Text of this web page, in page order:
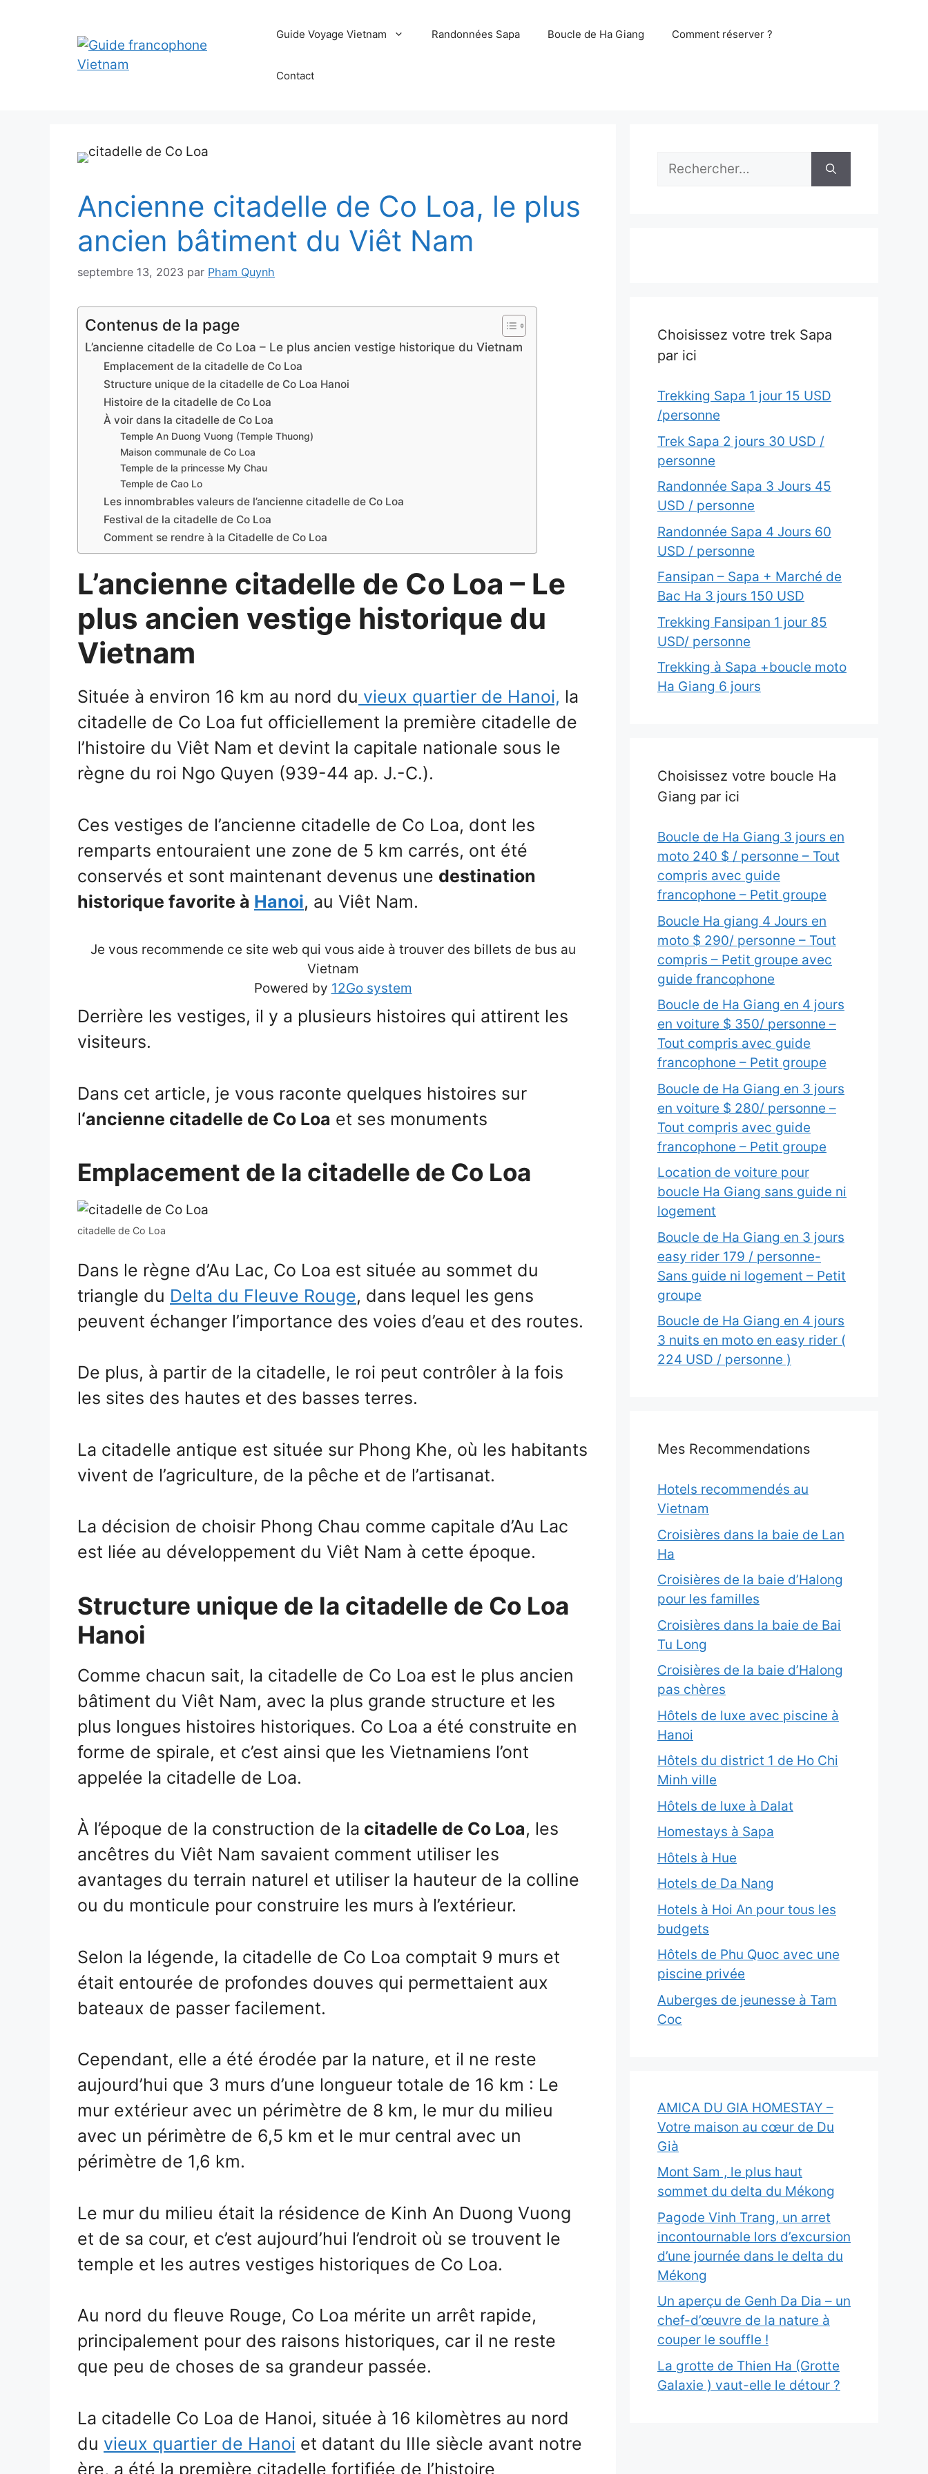
Guide Voyage Vietnam Randonnées Sapa Boucle de Ha Giang Comment réserver ?
Contact
Ancienne citadelle de Co Loa, le plus
ancien bâtiment du Viêt Nam
septembre 13, 2023 par Pham Quynh
Contenus de la page
L’ancienne citadelle de Co Loa – Le plus ancien vestige historique du Vietnam
Emplacement de la citadelle de Co Loa
Structure unique de la citadelle de Co Loa Hanoi
Histoire de la citadelle de Co Loa
À voir dans la citadelle de Co Loa
Temple An Duong Vuong (Temple Thuong)
Maison communale de Co Loa
Temple de la princesse My Chau
Temple de Cao Lo
Les innombrables valeurs de l’ancienne citadelle de Co Loa
Festival de la citadelle de Co Loa
Comment se rendre à la Citadelle de Co Loa
L’ancienne citadelle de Co Loa – Le
plus ancien vestige historique du
Vietnam
Située à environ 16 km au nord du vieux quartier de Hanoi, la
citadelle de Co Loa fut officiellement la première citadelle de
l’histoire du Viêt Nam et devint la capitale nationale sous le
règne du roi Ngo Quyen (939-44 ap. J.-C.).
Ces vestiges de l’ancienne citadelle de Co Loa, dont les
remparts entouraient une zone de 5 km carrés, ont été
conservés et sont maintenant devenus une destination
historique favorite à Hanoi, au Viêt Nam.
Je vous recommende ce site web qui vous aide à trouver des billets de bus au
Vietnam
Powered by 12Go system
Derrière les vestiges, il y a plusieurs histoires qui attirent les
visiteurs.
Dans cet article, je vous raconte quelques histoires sur
l‘ancienne citadelle de Co Loa et ses monuments
Emplacement de la citadelle de Co Loa
citadelle de Co Loa
Dans le règne d’Au Lac, Co Loa est située au sommet du
triangle du Delta du Fleuve Rouge, dans lequel les gens
peuvent échanger l’importance des voies d’eau et des routes.
De plus, à partir de la citadelle, le roi peut contrôler à la fois
les sites des hautes et des basses terres.
La citadelle antique est située sur Phong Khe, où les habitants
vivent de l’agriculture, de la pêche et de l’artisanat.
La décision de choisir Phong Chau comme capitale d’Au Lac
est liée au développement du Viêt Nam à cette époque.
Structure unique de la citadelle de Co Loa
Hanoi
Comme chacun sait, la citadelle de Co Loa est le plus ancien
bâtiment du Viêt Nam, avec la plus grande structure et les
plus longues histoires historiques. Co Loa a été construite en
forme de spirale, et c’est ainsi que les Vietnamiens l’ont
appelée la citadelle de Loa.
À l’époque de la construction de la citadelle de Co Loa, les
ancêtres du Viêt Nam savaient comment utiliser les
avantages du terrain naturel et utiliser la hauteur de la colline
ou du monticule pour construire les murs à l’extérieur.
Selon la légende, la citadelle de Co Loa comptait 9 murs et
était entourée de profondes douves qui permettaient aux
bateaux de passer facilement.
Cependant, elle a été érodée par la nature, et il ne reste
aujourd’hui que 3 murs d’une longueur totale de 16 km : Le
mur extérieur avec un périmètre de 8 km, le mur du milieu
avec un périmètre de 6,5 km et le mur central avec un
périmètre de 1,6 km.
Le mur du milieu était la résidence de Kinh An Duong Vuong
et de sa cour, et c’est aujourd’hui l’endroit où se trouvent le
temple et les autres vestiges historiques de Co Loa.
Au nord du fleuve Rouge, Co Loa mérite un arrêt rapide,
principalement pour des raisons historiques, car il ne reste
que peu de choses de sa grandeur passée.
La citadelle Co Loa de Hanoi, située à 16 kilomètres au nord
du vieux quartier de Hanoi et datant du IIIe siècle avant notre
ère, a été la première citadelle fortifiée de l’histoire
Rechercher :
Choisissez votre trek Sapa
par ici
Trekking Sapa 1 jour 15 USD
/personne
Trek Sapa 2 jours 30 USD /
personne
Randonnée Sapa 3 Jours 45
USD / personne
Randonnée Sapa 4 Jours 60
USD / personne
Fansipan – Sapa + Marché de
Bac Ha 3 jours 150 USD
Trekking Fansipan 1 jour 85
USD/ personne
Trekking à Sapa +boucle moto
Ha Giang 6 jours
Choisissez votre boucle Ha
Giang par ici
Boucle de Ha Giang 3 jours en
moto 240 $ / personne – Tout
compris avec guide
francophone – Petit groupe
Boucle Ha giang 4 Jours en
moto $ 290/ personne – Tout
compris – Petit groupe avec
guide francophone
Boucle de Ha Giang en 4 jours
en voiture $ 350/ personne –
Tout compris avec guide
francophone – Petit groupe
Boucle de Ha Giang en 3 jours
en voiture $ 280/ personne –
Tout compris avec guide
francophone – Petit groupe
Location de voiture pour
boucle Ha Giang sans guide ni
logement
Boucle de Ha Giang en 3 jours
easy rider 179 / personne-
Sans guide ni logement – Petit
groupe
Boucle de Ha Giang en 4 jours
3 nuits en moto en easy rider (
224 USD / personne )
Mes Recommendations
Hotels recommendés au
Vietnam
Croisières dans la baie de Lan
Ha
Croisières de la baie d’Halong
pour les familles
Croisières dans la baie de Bai
Tu Long
Croisières de la baie d’Halong
pas chères
Hôtels de luxe avec piscine à
Hanoi
Hôtels du district 1 de Ho Chi
Minh ville
Hôtels de luxe à Dalat
Homestays à Sapa
Hôtels à Hue
Hotels de Da Nang
Hotels à Hoi An pour tous les
budgets
Hôtels de Phu Quoc avec une
piscine privée
Auberges de jeunesse à Tam
Coc
AMICA DU GIA HOMESTAY –
Votre maison au cœur de Du
Già
Mont Sam , le plus haut
sommet du delta du Mékong
Pagode Vinh Trang, un arret
incontournable lors d’excursion
d’une journée dans le delta du
Mékong
Un aperçu de Genh Da Dia – un
chef-d’œuvre de la nature à
couper le souffle !
La grotte de Thien Ha (Grotte
Galaxie ) vaut-elle le détour ?